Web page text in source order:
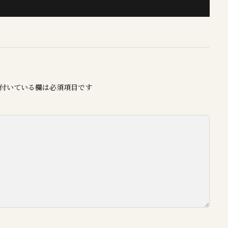
いている欄は必須項目です